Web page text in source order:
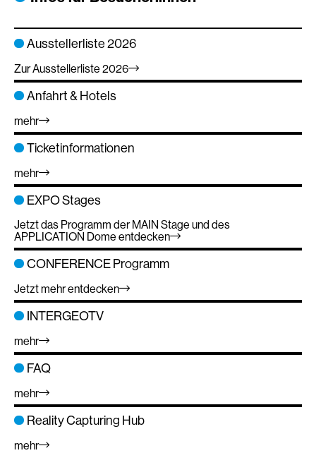
Ausstellerliste 2026
Zur Ausstellerliste 2026
Anfahrt & Hotels
mehr
Ticketinformationen
mehr
EXPO Stages
Jetzt das Programm der MAIN Stage und des
APPLICATION Dome entdecken
CONFERENCE Programm
Jetzt mehr entdecken
INTERGEOTV
mehr
FAQ
mehr
Reality Capturing Hub
mehr